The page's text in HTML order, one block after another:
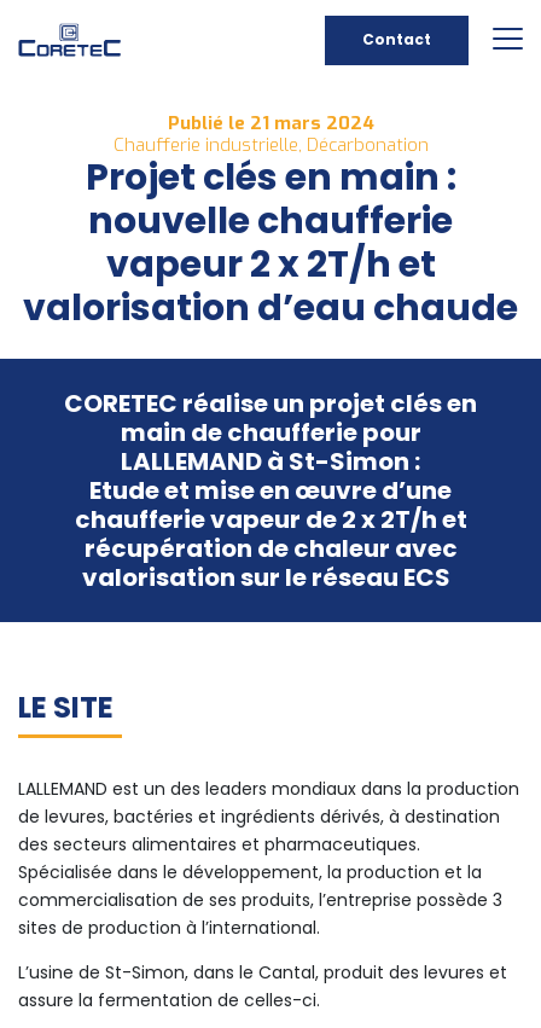
Contact
Publié le 21 mars 2024
Chaufferie industrielle, Décarbonation
Projet clés en main :
nouvelle chaufferie
vapeur 2 x 2T/h et
valorisation d’eau chaude
CORETEC réalise un projet clés en
main de chaufferie pour
LALLEMAND à St-Simon :
Etude et mise en œuvre d’une
chaufferie vapeur de 2 x 2T/h et
récupération de chaleur avec
valorisation sur le réseau ECS
LE SITE
LALLEMAND est un des leaders mondiaux dans la production
de levures, bactéries et ingrédients dérivés, à destination
des secteurs alimentaires et pharmaceutiques.
Spécialisée dans le développement, la production et la
commercialisation de ses produits, l’entreprise possède 3
sites de production à l’international.
L’usine de St-Simon, dans le Cantal, produit des levures et
assure la fermentation de celles-ci.